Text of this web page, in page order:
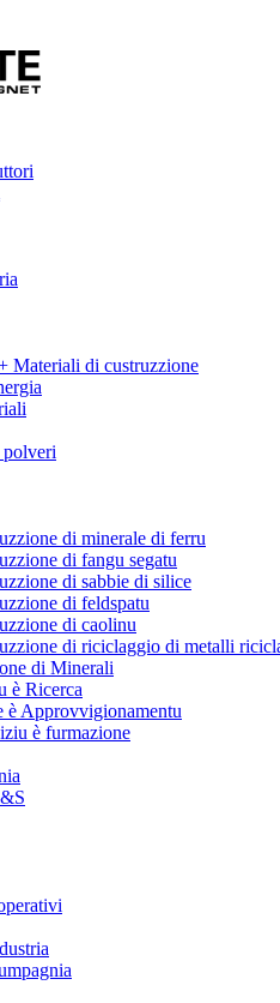
Materiali di custruzzione
polveri
di minerale di ferru
di fangu segatu
di sabbie di silice
di feldspatu
di caolinu
di riciclaggio di metalli
di Minerali
è Ricerca
è Approvvigionamentu
è furmazione